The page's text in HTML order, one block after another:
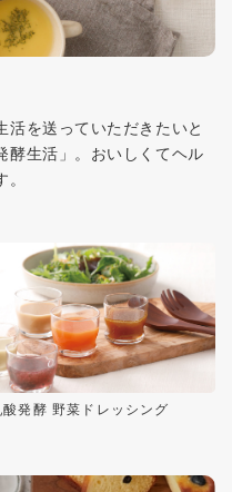
活を送っていただきたいと
酵生活」。おいしくてヘル
酸発酵 野菜ドレッシング